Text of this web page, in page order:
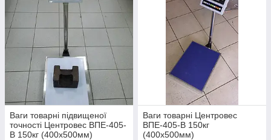
Ваги товарні підвищеної
точності Центровес ВПЕ-405-
В 150кг (400х500мм)
Ваги товарні Центровес
ВПЕ-405-В 150кг
(400х500мм)